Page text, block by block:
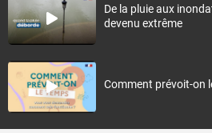
De la pluie aux
devenu extrême
Comment prévoit-on